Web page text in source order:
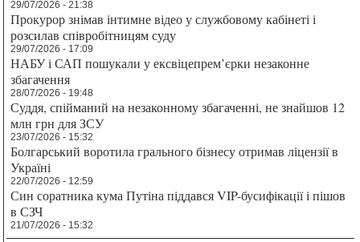
29/07/2026 - 21:38
Прокурор знімав інтимне відео у службовому кабінеті і
розсилав співробітницям суду
29/07/2026 - 17:09
НАБУ і САП пошукали у ексвіцепрем’єрки незаконне
збагачення
28/07/2026 - 19:48
Суддя, спійманий на незаконному збагаченні, не знайшов 12
млн грн для ЗСУ
23/07/2026 - 15:32
Болгарський воротила грального бізнесу отримав ліцензії в
Україні
22/07/2026 - 12:59
Син соратника кума Путіна піддався VIP-бусифікації і пішов
в СЗЧ
21/07/2026 - 15:32